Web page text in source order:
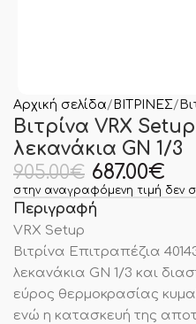
Αρχική σελίδα ΒΙΤΡΙΝΕΣ
Βιτρίνα VRX
λεκανάκια GN 1/3
905.00€ 687.00€
στην αναγραφόμενη τιμή δεν
Περιγραφή
VRX Setup
Βιτρίνα Επιτραπέζια
λεκανάκια GN 1/3 και
εύρος θερμοκρασίας
ενώ η κατασκευή της